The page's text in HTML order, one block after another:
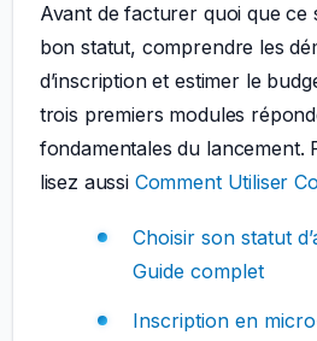
Avant de facturer quoi que ce
bon statut, comprendre les
d’inscription et estimer le
trois premiers modules
fondamentales du lancement.
lisez aussi Comment Utiliser
Choisir son statut
Guide complet
Inscription en